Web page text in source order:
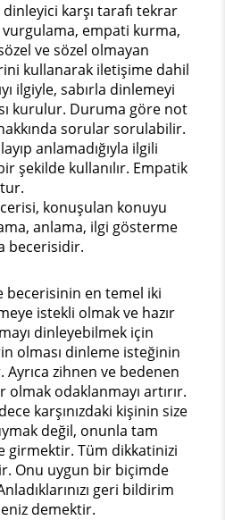
karşı tarafı tekrar
vurgulama, empati kurma,
ve sözel olmayan
kullanarak iletişime dahil
ilgiyle, sabırla dinlemeyi
kurulur. Duruma göre not
sorular sorulabilir.
anlamadığıyla ilgili
şekilde kullanılır. Empatik
konuşulan konuyu
anlama, ilgi gösterme
becerisidir.
becerisinin en temel iki
istekli olmak ve hazır
dinleyebilmek için
olması dinleme isteğinin
Ayrıca zihnen ve bedenen
olmak odaklanmayı artırır.
karşınızdaki kişinin size
değil, onunla tam
girmektir. Tüm dikkatinizi
Onu uygun bir biçimde
geri bildirim
demektir.